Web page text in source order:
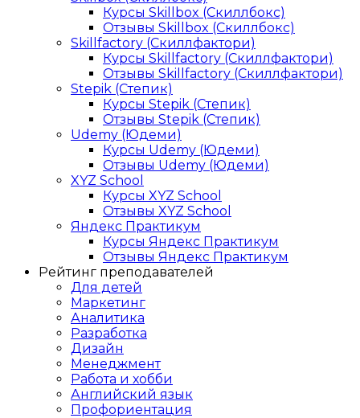
Курсы Skillbox (Скиллбокс)
Отзывы Skillbox (Скиллбокс)
Skillfactory (Скиллфактори)
Курсы Skillfactory (Скиллфактори)
Отзывы Skillfactory (Скиллфактори)
Stepik (Степик)
Курсы Stepik (Степик)
Отзывы Stepik (Степик)
Udemy (Юдеми)
Курсы Udemy (Юдеми)
Отзывы Udemy (Юдеми)
XYZ School
Курсы XYZ School
Отзывы XYZ School
Яндекс Практикум
Курсы Яндекс Практикум
Отзывы Яндекс Практикум
Рейтинг преподавателей
Для детей
Маркетинг
Аналитика
Разработка
Дизайн
Менеджмент
Работа и хобби
Английский язык
Профориентация